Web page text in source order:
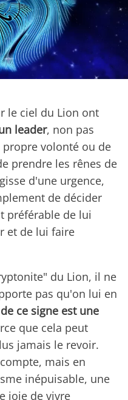
le ciel du Lion ont
leader, non pas
volonté ou de
prendre les rênes de
d'une urgence,
de décider
préférable de lui
et de lui faire
du Lion, il ne
pas qu'on lui en
ce signe est une
que cela peut
jamais le revoir.
mais en
inépuisable, une
joie de vivre